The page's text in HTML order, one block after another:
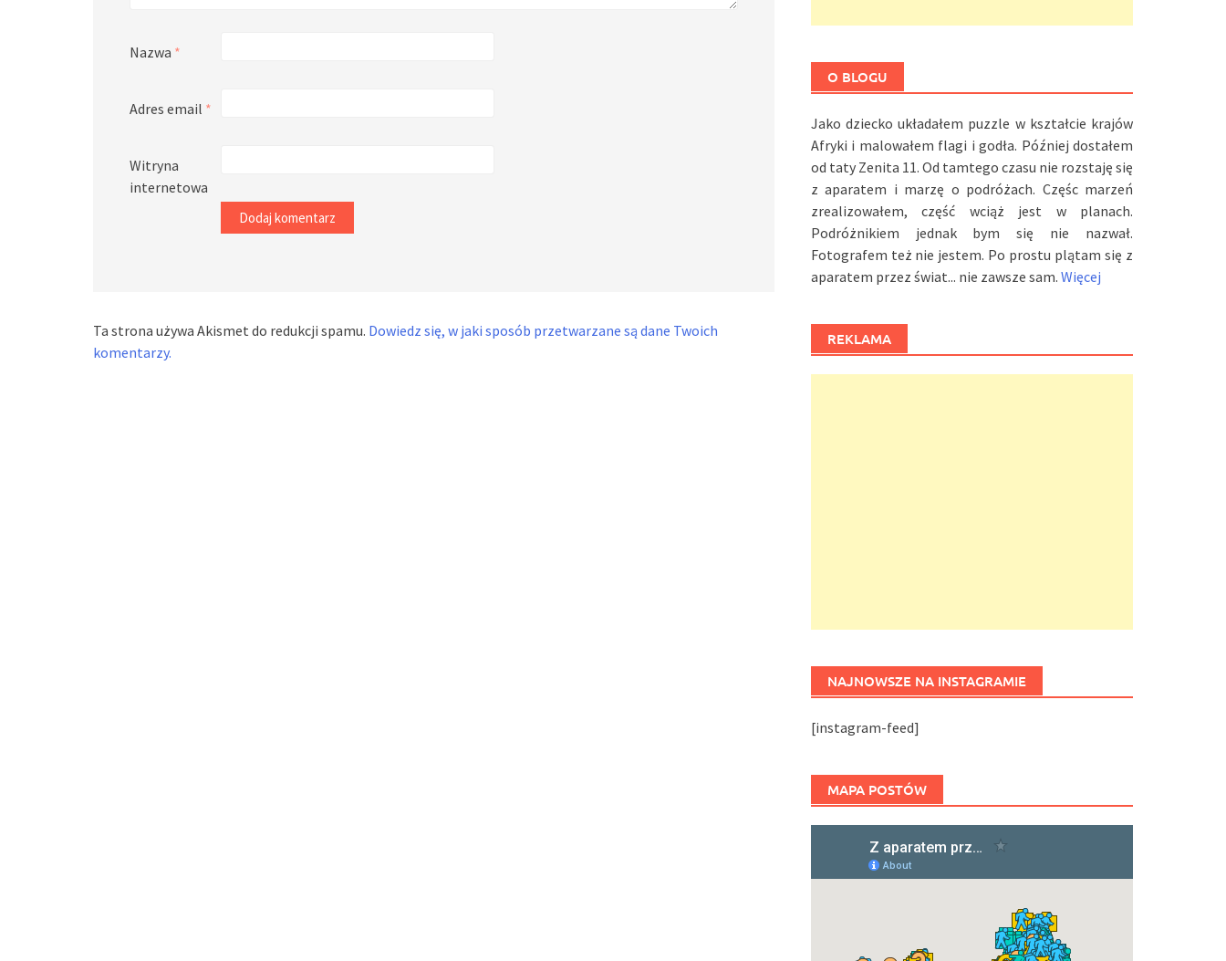
Nazwa *
Adres email *
Witryna
internetowa
Ta strona używa Akismet do redukcji spamu. Dowiedz się, w jaki sposób przetwarzane są dane Twoich
komentarzy.
O BLOGU
Jako dziecko układałem puzzle w kształcie krajów
Afryki i malowałem flagi i godła. Później dostałem
od taty Zenita 11. Od tamtego czasu nie rozstaję się
z aparatem i marzę o podróżach. Częśc marzeń
zrealizowałem, część wciąż jest w planach.
Podróżnikiem jednak bym się nie nazwał.
Fotografem też nie jestem. Po prostu plątam się z
aparatem przez świat... nie zawsze sam. Więcej
REKLAMA
NAJNOWSZE NA INSTAGRAMIE
[instagram-feed]
MAPA POSTÓW